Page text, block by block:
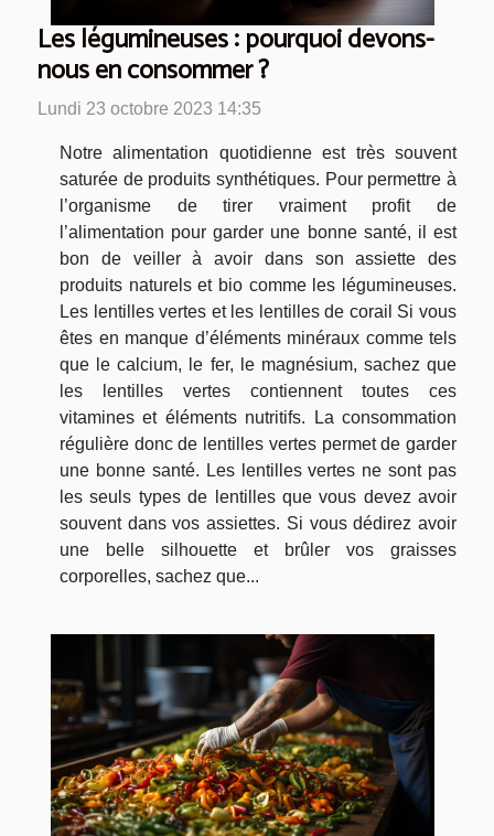
Les légumineuses : pourquoi devons-
nous en consommer ?
Lundi 23 octobre 2023 14:35
Notre alimentation quotidienne est très souvent
saturée de produits synthétiques. Pour permettre à
l’organisme de tirer vraiment profit de
l’alimentation pour garder une bonne santé, il est
bon de veiller à avoir dans son assiette des
produits naturels et bio comme les légumineuses.
Les lentilles vertes et les lentilles de corail Si vous
êtes en manque d’éléments minéraux comme tels
que le calcium, le fer, le magnésium, sachez que
les lentilles vertes contiennent toutes ces
vitamines et éléments nutritifs. La consommation
régulière donc de lentilles vertes permet de garder
une bonne santé. Les lentilles vertes ne sont pas
les seuls types de lentilles que vous devez avoir
souvent dans vos assiettes. Si vous dédirez avoir
une belle silhouette et brûler vos graisses
corporelles, sachez que...